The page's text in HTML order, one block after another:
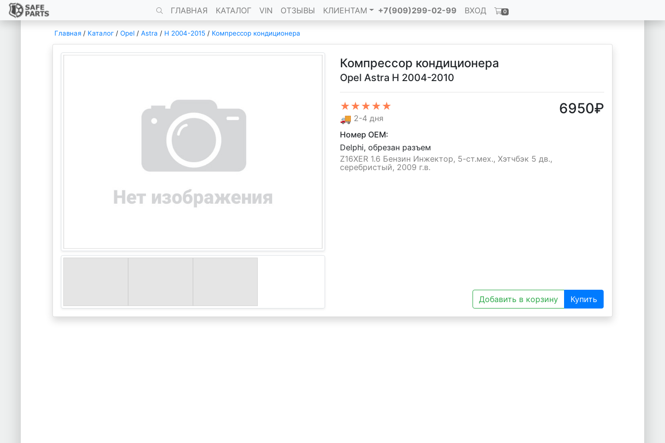
ГЛАВНАЯ КАТАЛОГ VIN ОТЗЫВЫ КЛИЕНТАМ +7(909)299-02-99 ВХОД 0
Главная / Каталог / Opel / Astra / H 2004-2015 / Компрессор кондиционера
Компрессор кондиционера
Opel Astra H 2004-2010
★★★★★
🚚 2-4 дня
6950₽
Номер OEM:
Delphi, обрезан разъем
Z16XER 1.6 Бензин Инжектор, 5-ст.мех., Хэтчбэк 5 дв.,
серебристый, 2009 г.в.
Добавить в корзину Купить